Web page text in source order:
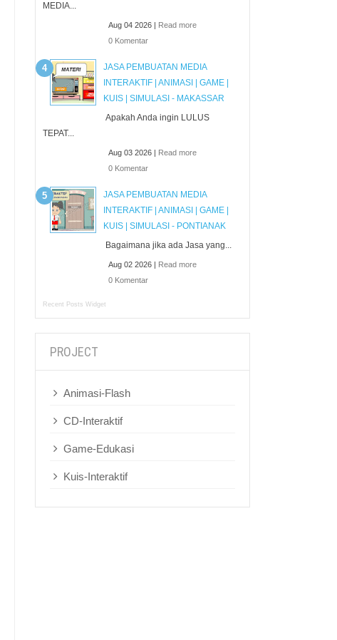
MEDIA...
Aug 04 2026 | Read more
0 Komentar
JASA PEMBUATAN MEDIA
INTERAKTIF | ANIMASI | GAME |
KUIS | SIMULASI - MAKASSAR
Apakah Anda ingin LULUS
TEPAT...
Aug 03 2026 | Read more
0 Komentar
JASA PEMBUATAN MEDIA
INTERAKTIF | ANIMASI | GAME |
KUIS | SIMULASI - PONTIANAK
Bagaimana jika ada Jasa yang...
Aug 02 2026 | Read more
0 Komentar
Recent Posts Widget
PROJECT
Animasi-Flash
CD-Interaktif
Game-Edukasi
Kuis-Interaktif